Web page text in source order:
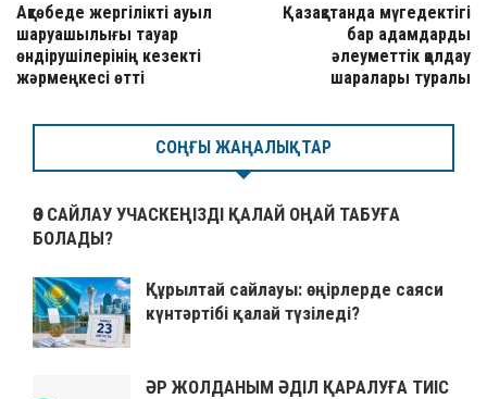
Ақтөбеде жергілікті ауыл
шаруашылығы тауар
өндірушілерінің кезекті
жәрмеңкесі өтті
Қазақстанда мүгедектігі
бар адамдарды
әлеуметтік қолдау
шаралары туралы
СОҢҒЫ ЖАҢАЛЫҚТАР
ӨЗ САЙЛАУ УЧАСКЕҢІЗДІ ҚАЛАЙ ОҢАЙ ТАБУҒА
БОЛАДЫ?
Құрылтай сайлауы: өңірлерде саяси
күнтәртібі қалай түзіледі?
ӘР ЖОЛДАНЫМ ӘДІЛ ҚАРАЛУҒА ТИІС